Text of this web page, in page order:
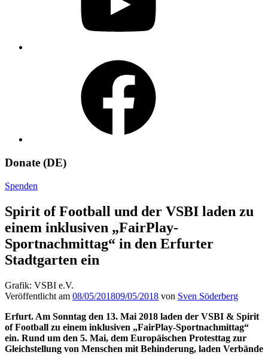
Donate (DE)
Spenden
Spirit of Football und der VSBI laden zu
einem inklusiven „FairPlay-
Sportnachmittag“ in den Erfurter
Stadtgarten ein
Grafik: VSBI e.V.
Veröffentlicht am 08/05/201809/05/2018 von Sven Söderberg
Erfurt. Am Sonntag den 13. Mai 2018 laden der VSBI & Spirit
of Football zu einem inklusiven „FairPlay-Sportnachmittag“
ein. Rund um den 5. Mai, dem Europäischen Protesttag zur
Gleichstellung von Menschen mit Behinderung, laden Verbände